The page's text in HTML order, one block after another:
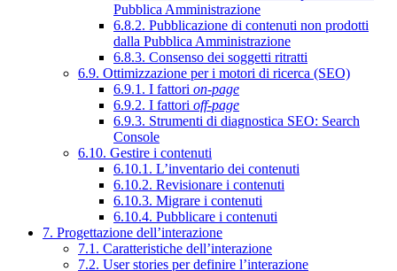
Pubblica Amministrazione
6.8.2. Pubblicazione di contenuti non prodotti
dalla Pubblica Amministrazione
6.8.3. Consenso dei soggetti ritratti
6.9. Ottimizzazione per i motori di ricerca (SEO)
6.9.1. I fattori on-page
6.9.2. I fattori off-page
6.9.3. Strumenti di diagnostica SEO: Search
Console
6.10. Gestire i contenuti
6.10.1. L’inventario dei contenuti
6.10.2. Revisionare i contenuti
6.10.3. Migrare i contenuti
6.10.4. Pubblicare i contenuti
7. Progettazione dell’interazione
7.1. Caratteristiche dell’interazione
7.2. User stories per definire l’interazione